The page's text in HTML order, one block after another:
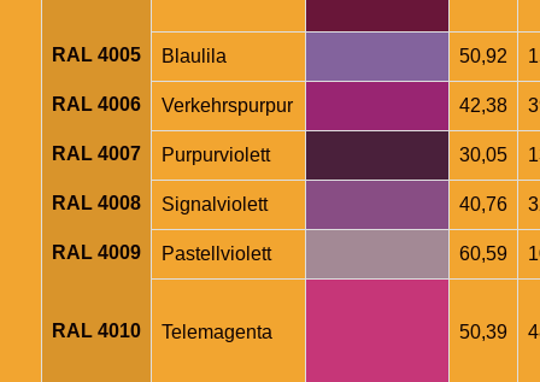
RAL 4005 Blaulila 50,92
RAL 4006 Verkehrspurpur 42,38
RAL 4007 Purpurviolett 30,05
RAL 4008 Signalviolett 40,76
RAL 4009 Pastellviolett 60,59
RAL 4010 Telemagenta 50,39